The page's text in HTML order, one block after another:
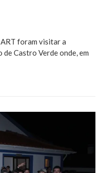
foram visitar a
Castro Verde onde, em